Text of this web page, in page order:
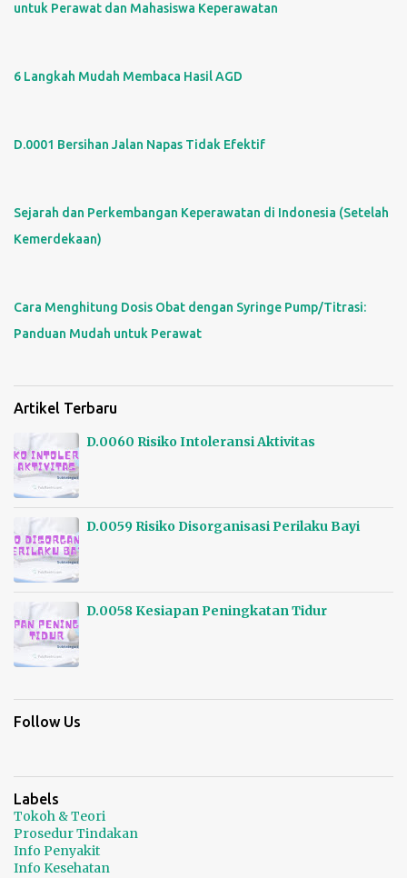
untuk Perawat dan Mahasiswa Keperawatan
6 Langkah Mudah Membaca Hasil AGD
D.0001 Bersihan Jalan Napas Tidak Efektif
Sejarah dan Perkembangan Keperawatan di Indonesia (Setelah
Kemerdekaan)
Cara Menghitung Dosis Obat dengan Syringe Pump/Titrasi:
Panduan Mudah untuk Perawat
Artikel Terbaru
D.0060 Risiko Intoleransi Aktivitas
D.0059 Risiko Disorganisasi Perilaku Bayi
D.0058 Kesiapan Peningkatan Tidur
Follow Us
Labels
Tokoh & Teori
Prosedur Tindakan
Info Penyakit
Info Kesehatan